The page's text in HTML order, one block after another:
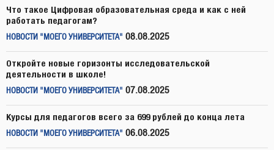
Что такое Цифровая образовательная среда и как с ней
работать педагогам?
НОВОСТИ "МОЕГО УНИВЕРСИТЕТА" 08.08.2025
Откройте новые горизонты исследовательской
деятельности в школе!
НОВОСТИ "МОЕГО УНИВЕРСИТЕТА" 07.08.2025
Курсы для педагогов всего за 699 рублей до конца лета
НОВОСТИ "МОЕГО УНИВЕРСИТЕТА" 06.08.2025